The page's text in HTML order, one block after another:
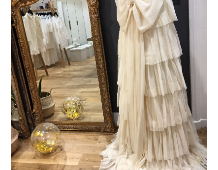
LUXE ET LA BEAUTÉ EN Y
AJOUTANT MON PETIT
GRAIN DE FOLIE ET MES
PETITS TUYAUX…